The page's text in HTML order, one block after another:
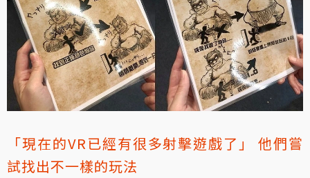
「現在的VR已經有很多射擊遊戲了」 他們嘗
試找出不一樣的玩法